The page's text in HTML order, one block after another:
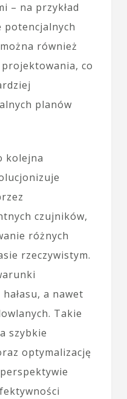
– na przykład
potencjalnych
również
co
planów
kolejna
czujników,
różnych
rzeczywistym.
a nawet
Takie
szybkie
optymalizację